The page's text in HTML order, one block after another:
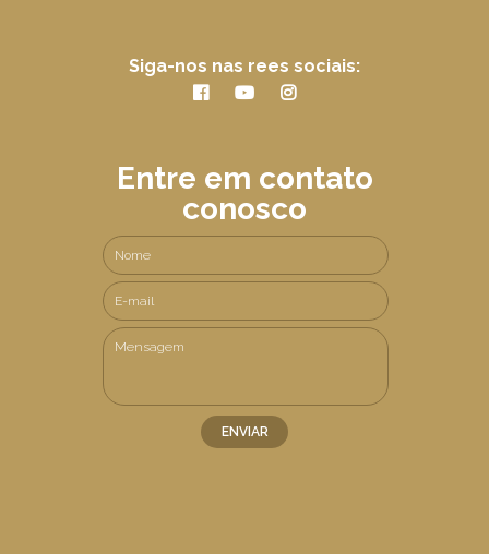
Siga-nos nas rees sociais:
Entre em contato
conosco